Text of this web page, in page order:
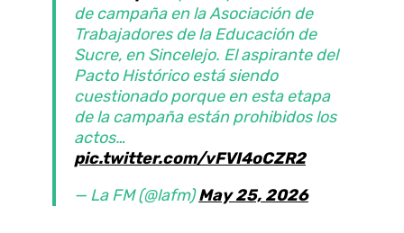
de campaña en la Asociación de
Trabajadores de la Educación de
Sucre, en Sincelejo. El aspirante del
Pacto Histórico está siendo
cuestionado porque en esta etapa
de la campaña están prohibidos los
actos…
pic.twitter.com/vFVI4oCZR2
— La FM (@lafm)May 25, 2026